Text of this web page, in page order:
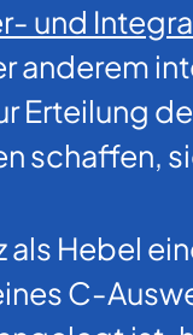
und
anderem
Erteilung
schaffen,
als Hebel
C-